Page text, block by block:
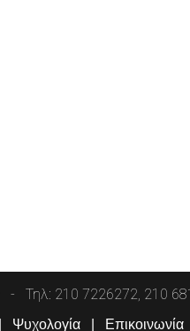
Τηλ: 210 7226272, 210
Ψυχολογία Επικοινωνία